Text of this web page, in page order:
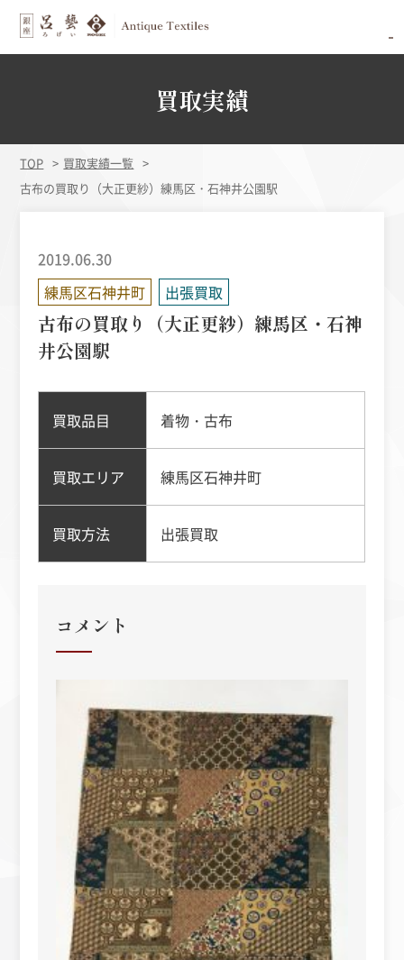
買取実績
TOP
買取実績一覧
古布の買取り（大正更紗）練馬区・石神井公園駅
2019.06.30
練馬区石神井町
出張買取
古布の買取り（大正更紗）練馬区・石神
井公園駅
買取品目 着物・古布
買取エリア 練馬区石神井町
買取方法 出張買取
コメント